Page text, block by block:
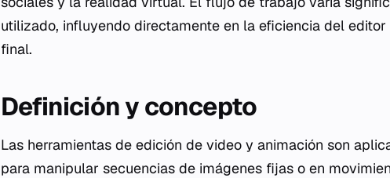
utilizado, influyendo directamente en la eficiencia del
final.
Definición y concepto
Las herramientas de edición de video y animación son
para manipular secuencias de imágenes fijas o en